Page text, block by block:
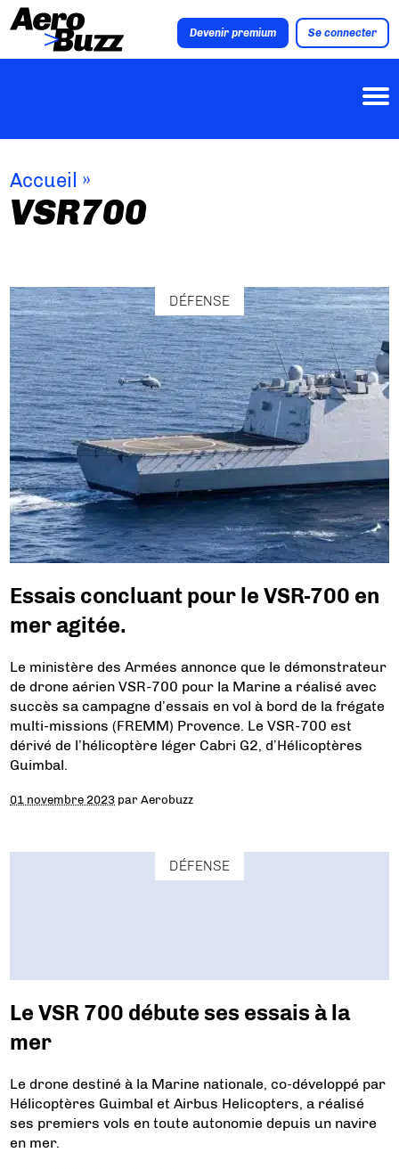
Devenir premium Se connecter
Accueil »
VSR700
DÉFENSE
Essais concluant pour le VSR-700 en
mer agitée.
Le ministère des Armées annonce que le démonstrateur
de drone aérien VSR-700 pour la Marine a réalisé avec
succès sa campagne d’essais en vol à bord de la frégate
multi-missions (FREMM) Provence. Le VSR-700 est
dérivé de l’hélicoptère léger Cabri G2, d’Hélicoptères
Guimbal.
01 novembre 2023 parAerobuzz
DÉFENSE
Le VSR 700 débute ses essais à la
mer
Le drone destiné à la Marine nationale, co-développé par
Hélicoptères Guimbal et Airbus Helicopters, a réalisé
ses premiers vols en toute autonomie depuis un navire
en mer.